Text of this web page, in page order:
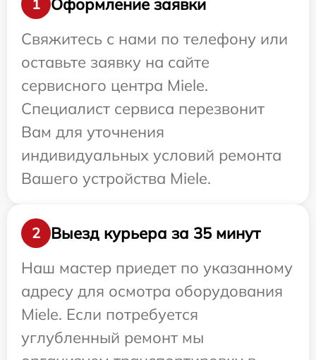
1
Свяжитесь с нами по телефону или
оставьте заявку на сайте
сервисного центра Miele.
Специалист сервиса перезвонит
Вам для уточнения
индивидуальных условий ремонта
Вашего устройства Miele.
2
Выезд курьера за 35 минут
Наш мастер приедет по указанному
адресу для осмотра оборудования
Miele. Если потребуется
углубленный ремонт мы